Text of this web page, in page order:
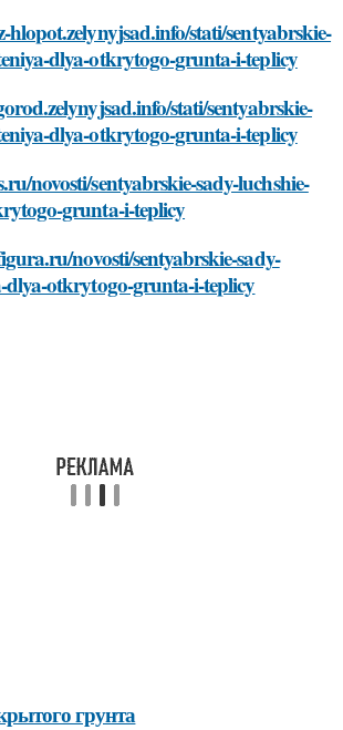
hlopot.zelynyjsad.info/stati/sentyabrskie-
dlya-otkrytogo-grunta-i-teplicy
stati/sentyabrskie-
dlya-otkrytogo-grunta-i-teplicy
novosti/sentyabrskie-sady-luchshie-
grunta-i-teplicy
novosti/sentyabrskie-sady-
dlya-otkrytogo-grunta-i-teplicy
грунта